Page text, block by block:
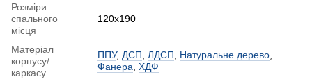
Розміри
спального
місця
120x190
Матеріал
корпусу/
каркасу
ППУ, ДСП ЛДСП Натуральне дерево
Фанера ХДФ